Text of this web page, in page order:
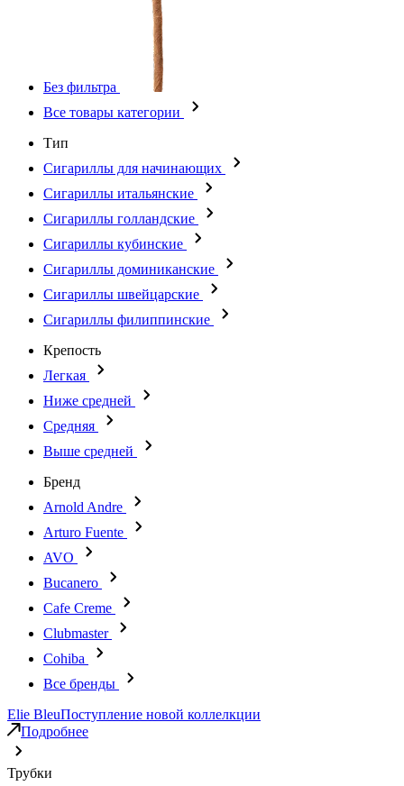
Без фильтра
Все товары категории
Тип
Сигариллы для начинающих
Сигариллы итальянские
Сигариллы голландские
Сигариллы кубинские
Сигариллы доминиканские
Сигариллы швейцарские
Сигариллы филиппинские
Крепость
Легкая
Ниже средней
Средняя
Выше средней
Бренд
Arnold Andre
Arturo Fuente
AVO
Bucanero
Cafe Creme
Clubmaster
Cohiba
Все бренды
Elie BleuПоступление новой коллелкции
Подробнее
Трубки